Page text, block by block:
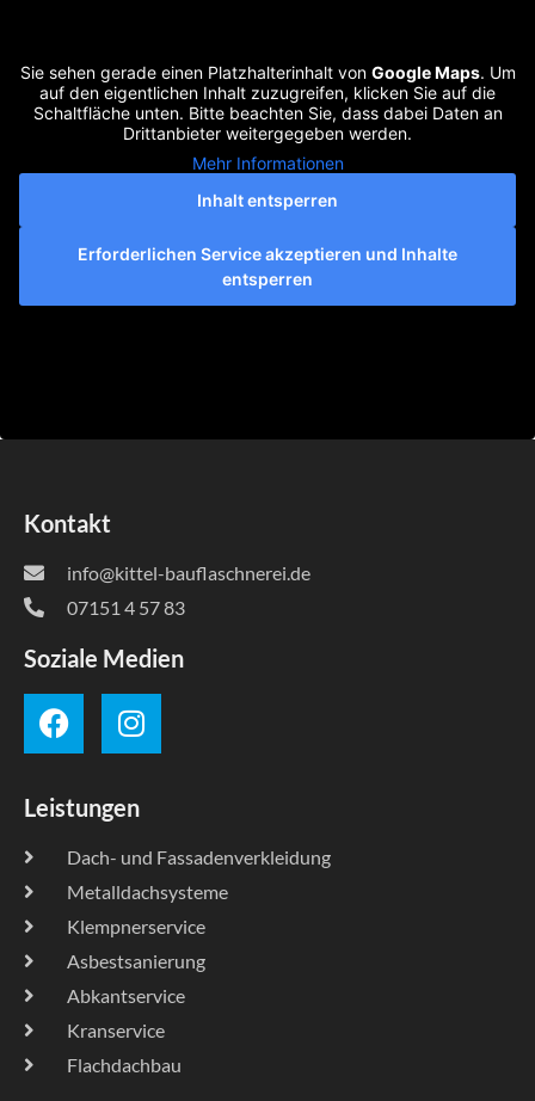
Sie sehen gerade einen Platzhalterinhalt von Google Maps. Um
auf den eigentlichen Inhalt zuzugreifen, klicken Sie auf die
Schaltfläche unten. Bitte beachten Sie, dass dabei Daten an
Drittanbieter weitergegeben werden.
Mehr Informationen
Inhalt entsperren
Erforderlichen Service akzeptieren und Inhalte
entsperren
Leistungen
Dach- und Fassadenverkleidung
Metalldachsysteme
Klempnerservice
Asbestsanierung
Abkantservice
Kranservice
Flachdachbau
Kontakt
info@kittel-bauflaschnerei.de
07151 4 57 83
Soziale Medien